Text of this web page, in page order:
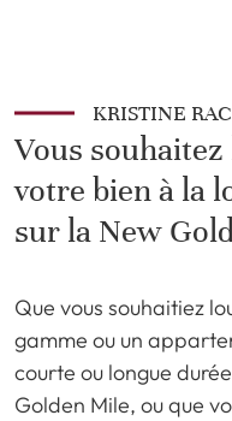
KRISTINE
Vous
votre bien à la
sur la New
Que vous souhaitiez
gamme ou un
courte ou longue
Golden Mile, ou que